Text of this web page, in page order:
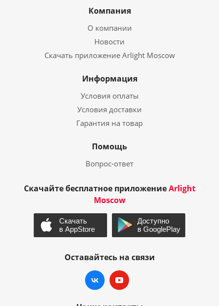
Компания
О компании
Новости
Скачать приложение Arlight Moscow
Информация
Условия оплаты
Условия доставки
Гарантия на товар
Помощь
Вопрос-ответ
Скачайте бесплатное приложениеArlight
Moscow
Оставайтесь на связи